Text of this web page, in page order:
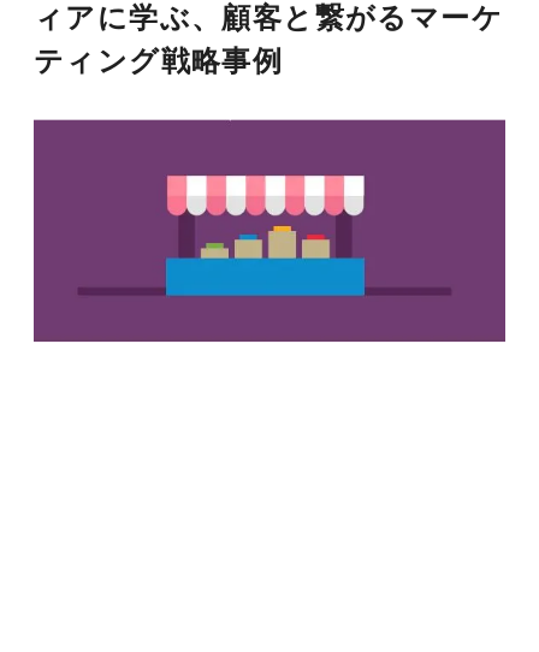
ィアに学ぶ、顧客と繋がるマーケ
ティング戦略事例